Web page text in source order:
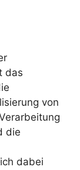
das
von
die
dabei